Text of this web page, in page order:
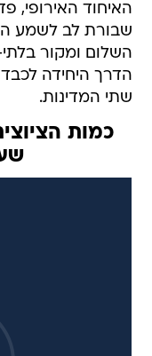
האיחוד האירופי,
שבורת לב לשמע
השלום ומקור
הדרך היחידה
שתי המדינות.